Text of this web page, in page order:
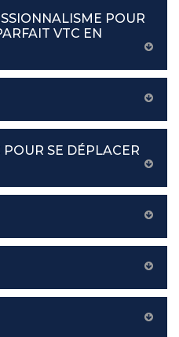
POUR
VTC EN
SE DÉPLACER